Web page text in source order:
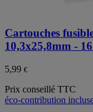
Cartouches
10,3x25,8mm -
5,99 €
Prix conseillé TTC
éco-contribution